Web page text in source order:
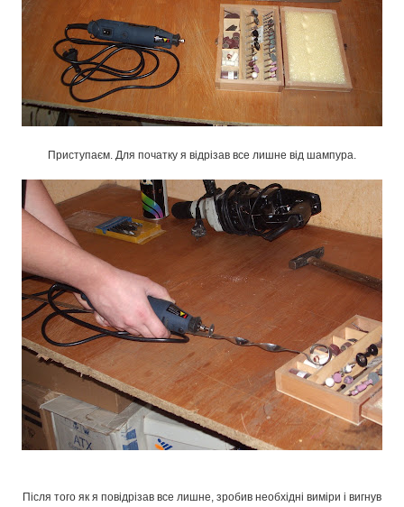
Приступаєм. Для початку я відрізав все лишне від шампура.
Після того як я повідрізав все лишне, зробив необхідні виміри і вигнув